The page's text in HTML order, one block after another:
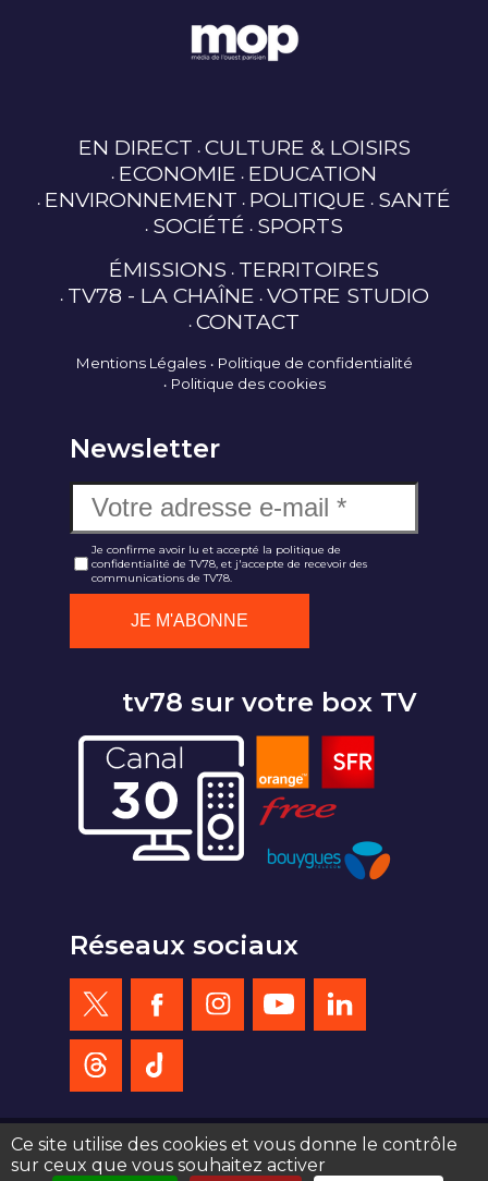
EN DIRECT CULTURE & LOISIRS
ECONOMIE EDUCATION
ENVIRONNEMENT POLITIQUE SANTÉ
SOCIÉTÉ SPORTS
ÉMISSIONS TERRITOIRES
TV78 - LA CHAÎNE VOTRE STUDIO
CONTACT
Mentions Légales
Politique de confidentialité
Politique des cookies
Newsletter
Je confirme avoir lu et accepté la politique de
confidentialité de TV78, et j'accepte de recevoir des
communications de TV78.
tv78 sur votre box TV
Réseaux sociaux
création site web : agence de communication Serious Team 360°
Ce site utilise des cookies et vous donne le contrôle
sur ceux que vous souhaitez activer